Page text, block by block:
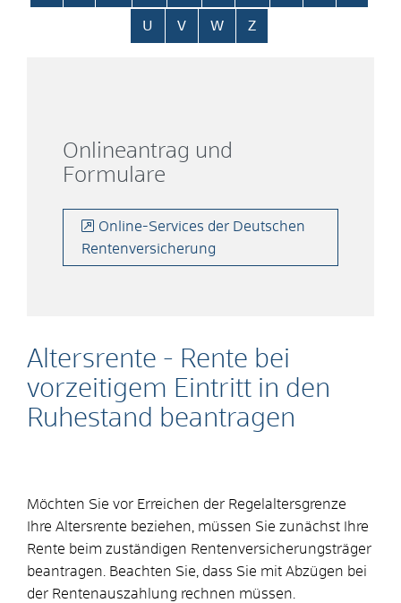
U V W Z
Altersrente - Rente bei
vorzeitigem Eintritt in den
Ruhestand beantragen
Möchten Sie vor Erreichen der Regelaltersgrenze
Ihre Altersrente beziehen, müssen Sie zunächst Ihre
Rente beim zuständigen Rentenversicherungsträger
beantragen. Beachten Sie, dass Sie mit Abzügen bei
der Rentenauszahlung rechnen müssen.
Onlineantrag und
Formulare
Online-Services der Deutschen
Rentenversicherung